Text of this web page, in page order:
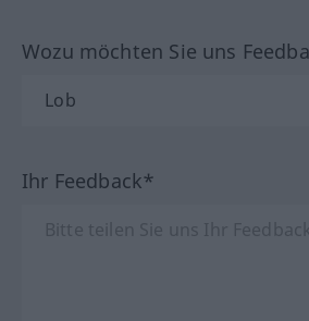
Wozu möchten Sie uns
Ihr Feedback*